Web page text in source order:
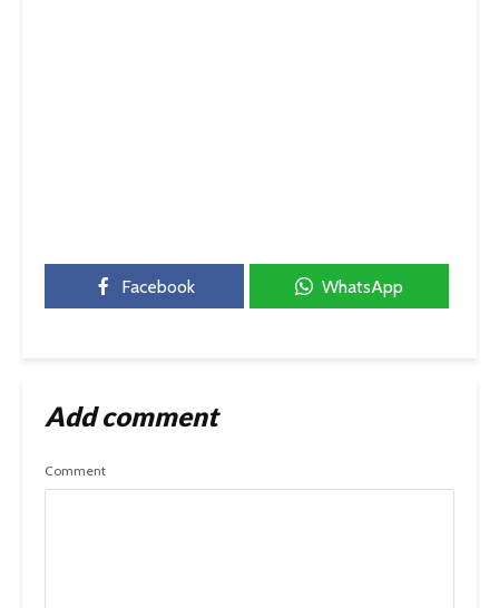
Facebook WhatsApp
Add comment
Comment